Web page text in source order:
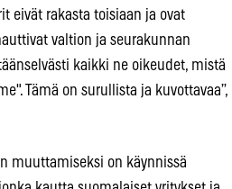
eivät rakasta toisiaan ja ovat
valtion ja seurakunnan
kaikki ne oikeudet, mistä
Tämä on surullista ja kuvottavaa”,
muuttamiseksi on käynnissä